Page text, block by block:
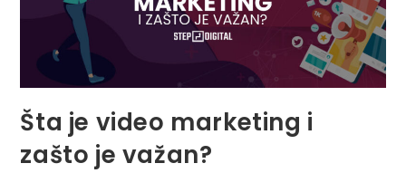
Šta je video marketing i
zašto je važan?